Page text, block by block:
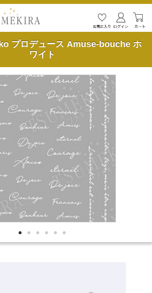
プロデュース Amuse-bouche ホ
ワイト